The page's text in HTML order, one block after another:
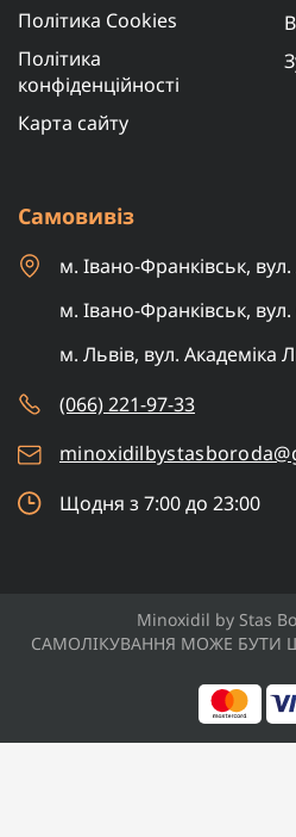
Політика Cookies
Політика
конфіденційності
Карта сайту
Самовивіз
м. Івано-Франківськ,
м. Івано-Франківськ,
м. Львів, вул. Академіка
(066) 221-97-33
Щодня з 7:00 до 23:00
Minoxidil by Stas
САМОЛІКУВАННЯ МОЖЕ